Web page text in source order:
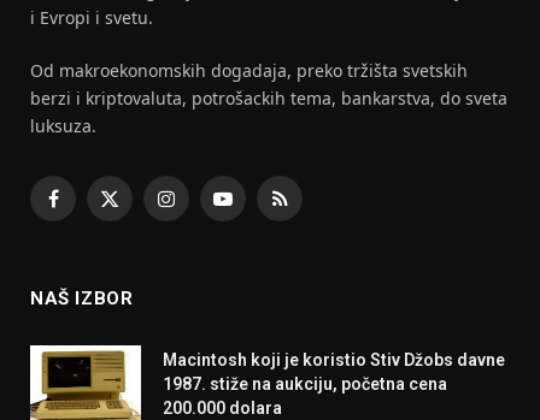
i Evropi i svetu.
Od makroekonomskih dogadaja, preko tržišta svetskih
berzi i kriptovaluta, potrošackih tema, bankarstva, do sveta
luksuza.
Facebook
X
InstagramYouTubeRSS
NAŠ IZBOR
Macintosh koji je koristio Stiv Džobs davne
1987. stiže na aukciju, početna cena
200.000 dolara